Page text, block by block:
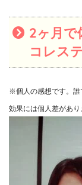
2ヶ月で
コレス
※個人の感想です。誰
効果には個人差があり